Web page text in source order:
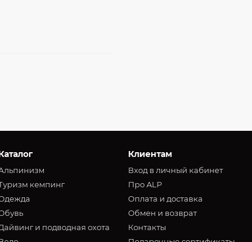
кемпинг
и подводная охота
Клиентам
Вход в личный кабинет
Про ALP
Оплата и доставка
Обмен и возврат
Контакты